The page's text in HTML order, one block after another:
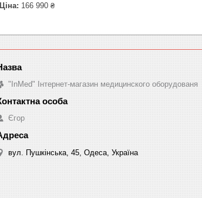
Ціна: 166 990 ₴
"InMed" Інтернет-магазин медицинского оборудованя
Єгор
вул. Пушкінська, 45, Одеса, Україна